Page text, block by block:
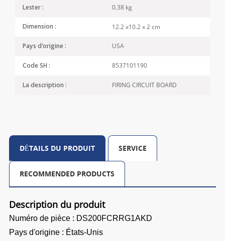
Lester : 0.38 kg
Dimension : 12.2 x10.2 x 2 cm
Pays d'origine : USA
Code SH : 8537101190
La description : FIRING CIRCUIT BOARD
DÉTAILS DU PRODUIT SERVICE
RECOMMENDED PRODUCTS
Description du produit
Numéro de pièce : DS200FCRRG1AKD
Pays d'origine : États-Unis